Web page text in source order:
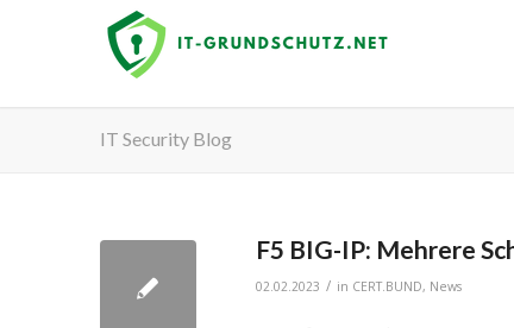
IT Security Blog
F5 BIG-IP: Mehrere
02.02.2023 / in CERT.BUND, News